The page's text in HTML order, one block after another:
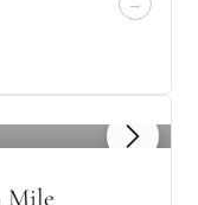
Mile